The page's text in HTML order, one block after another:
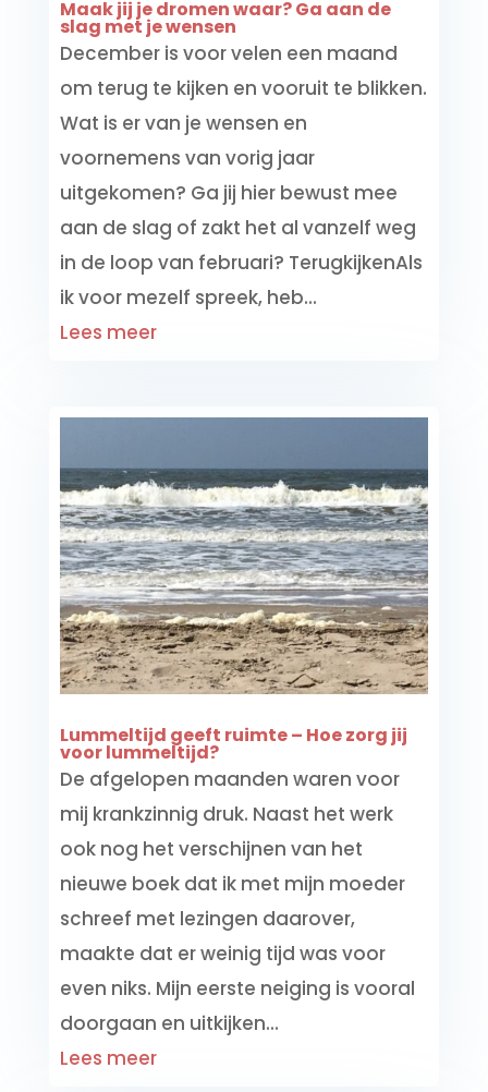
Maak jij je dromen waar? Ga aan de
slag met je wensen
December is voor velen een maand
om terug te kijken en vooruit te blikken.
Wat is er van je wensen en
voornemens van vorig jaar
uitgekomen? Ga jij hier bewust mee
aan de slag of zakt het al vanzelf weg
in de loop van februari? TerugkijkenAls
ik voor mezelf spreek, heb...
Lees meer
Lummeltijd geeft ruimte – Hoe zorg jij
voor lummeltijd?
De afgelopen maanden waren voor
mij krankzinnig druk. Naast het werk
ook nog het verschijnen van het
nieuwe boek dat ik met mijn moeder
schreef met lezingen daarover,
maakte dat er weinig tijd was voor
even niks. Mijn eerste neiging is vooral
doorgaan en uitkijken...
Lees meer